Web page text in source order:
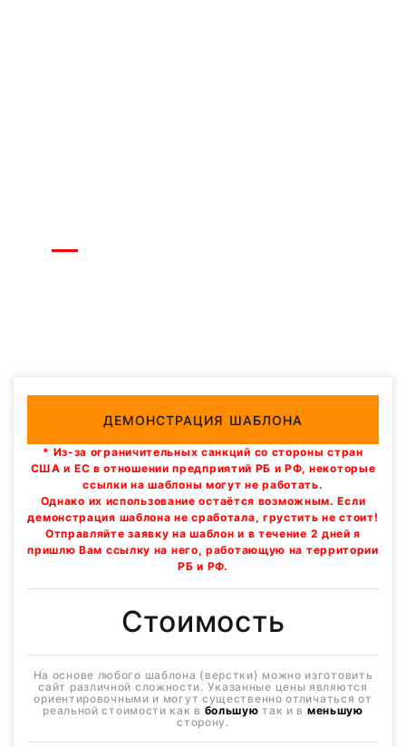
ДЕМОНСТРАЦИЯ ШАБЛОНА
* Из-за ограничительных санкций со стороны стран
США и ЕС в отношении предприятий РБ и РФ, некоторые
ссылки на шаблоны могут не работать.
Однако их использование остаётся возможным. Если
демонстрация шаблона не сработала, грустить не стоит!
Отправляйте заявку на шаблон и в течение 2 дней я
пришлю Вам ссылку на него, работающую на территории
РБ и РФ.
Стоимость
На основе любого шаблона (верстки) можно изготовить
сайт различной сложности. Указанные цены являются
ориентировочными и могут существенно отличаться от
реальной стоимости как в большую так и в меньшую
сторону.